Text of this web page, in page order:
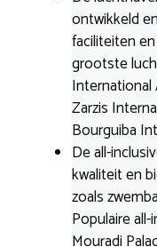
ontwikkeld
faciliteiten
grootste
International
Zarzis
Bourguiba
De all-
kwaliteit en
zoals
Populaire